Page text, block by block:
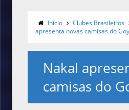
Início Clubes Brasileiros
apresenta novas camisas do
Nakal
camisas do